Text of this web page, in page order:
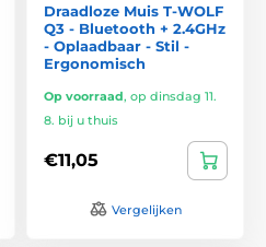
Draadloze Muis T-WOLF
Q3 - Bluetooth + 2.4GHz
- Oplaadbaar - Stil -
Ergonomisch
Op voorraad, op dinsdag 11.
8. bij u thuis
€11,05
Vergelijken